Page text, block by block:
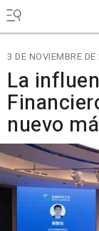
3 DE NOVIEMBRE
La
nuevo